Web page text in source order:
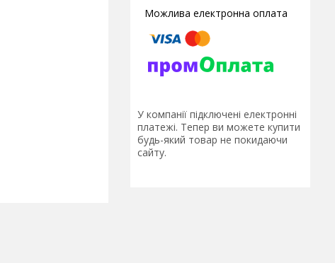
У компанії підключені електронні
платежі. Тепер ви можете купити
будь-який товар не покидаючи
сайту.